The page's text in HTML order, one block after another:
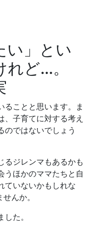
い」とい
ど…。
ることと思います。ま
、子育てに対する考え
のではないでしょう
るジレンマもあるかも
うほかのママたちと自
ていないかもしれな
んか。
た。